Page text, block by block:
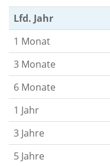
Lfd. Jahr
1 Monat
3 Monate
6 Monate
1 Jahr
3 Jahre
5 Jahre